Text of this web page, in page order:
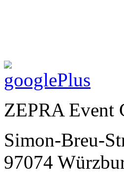
ZEPRA Event
Simon-Breu-
97074